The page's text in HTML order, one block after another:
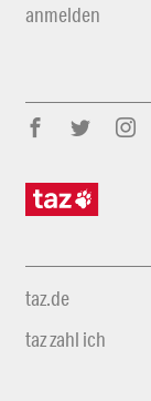
anmelden
taz.de
taz zahl ich